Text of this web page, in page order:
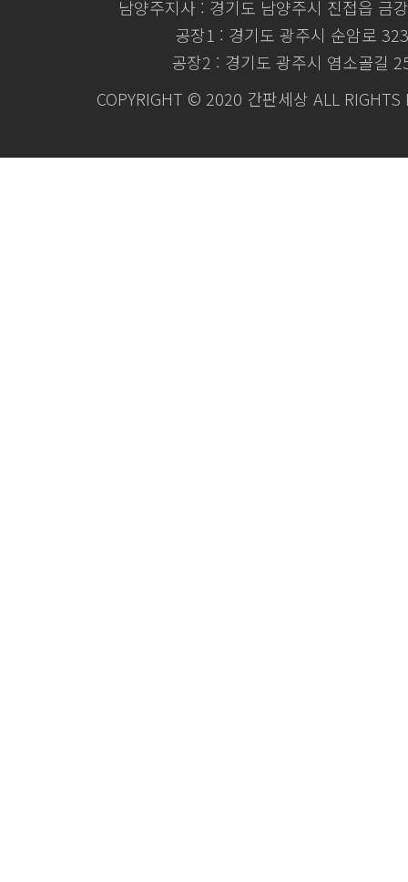
남양주지사 : 경기도 남양주시 진접읍 금
공장1 : 경기도 광주시 순암로 323
공장2 : 경기도 광주시 염소골길
COPYRIGHT © 2020 간판세상 ALL RIGHTS